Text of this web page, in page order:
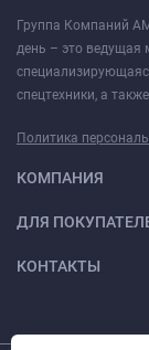
Группа Компаний
день – это ведущая
спецтехники, а
Политика
КОМПАНИЯ
ДЛЯ
КОНТАКТЫ